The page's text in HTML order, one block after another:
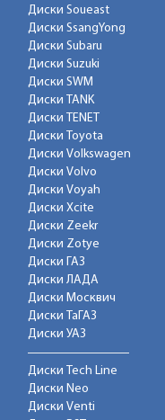
Диски Soueast
Диски SsangYong
Диски Subaru
Диски Suzuki
Диски SWM
Диски TANK
Диски TENET
Диски Toyota
Диски Volkswagen
Диски Volvo
Диски Voyah
Диски Xcite
Диски Zeekr
Диски Zotye
Диски ГАЗ
Диски ЛАДА
Диски Москвич
Диски ТаГАЗ
Диски УАЗ
Диски Tech Line
Диски Neo
Диски Venti